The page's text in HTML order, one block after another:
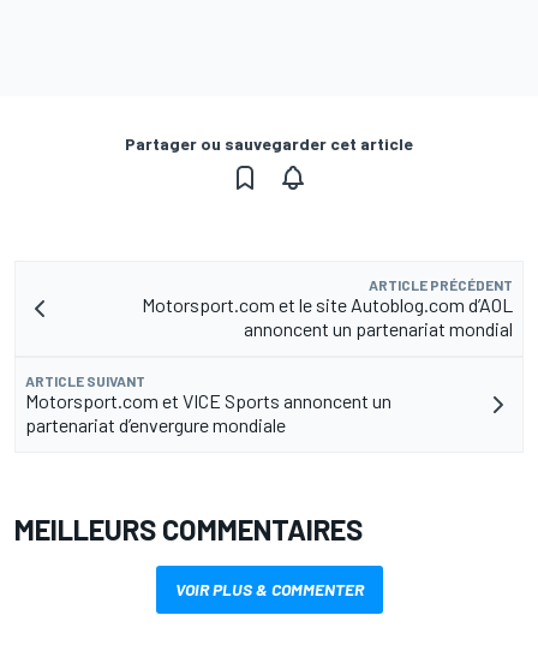
Partager ou sauvegarder cet article
ARTICLE PRÉCÉDENT
Motorsport.com et le site Autoblog.com d’AOL
annoncent un partenariat mondial
ARTICLE SUIVANT
Motorsport.com et VICE Sports annoncent un
partenariat d’envergure mondiale
MEILLEURS COMMENTAIRES
VOIR PLUS & COMMENTER